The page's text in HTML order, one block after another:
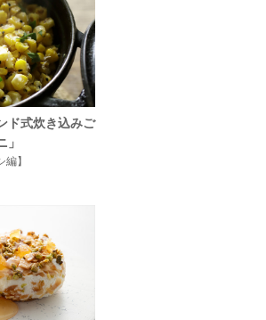
ド式炊き込みご
】